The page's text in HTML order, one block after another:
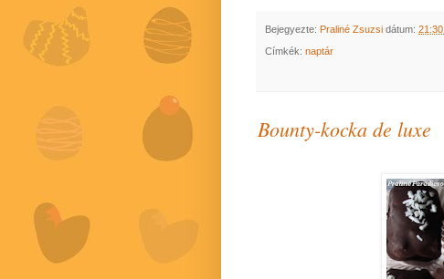
Bejegyezte: Praliné Zsuzsi dátum: 21:30
Címkék: naptár
Bounty-kocka de luxe